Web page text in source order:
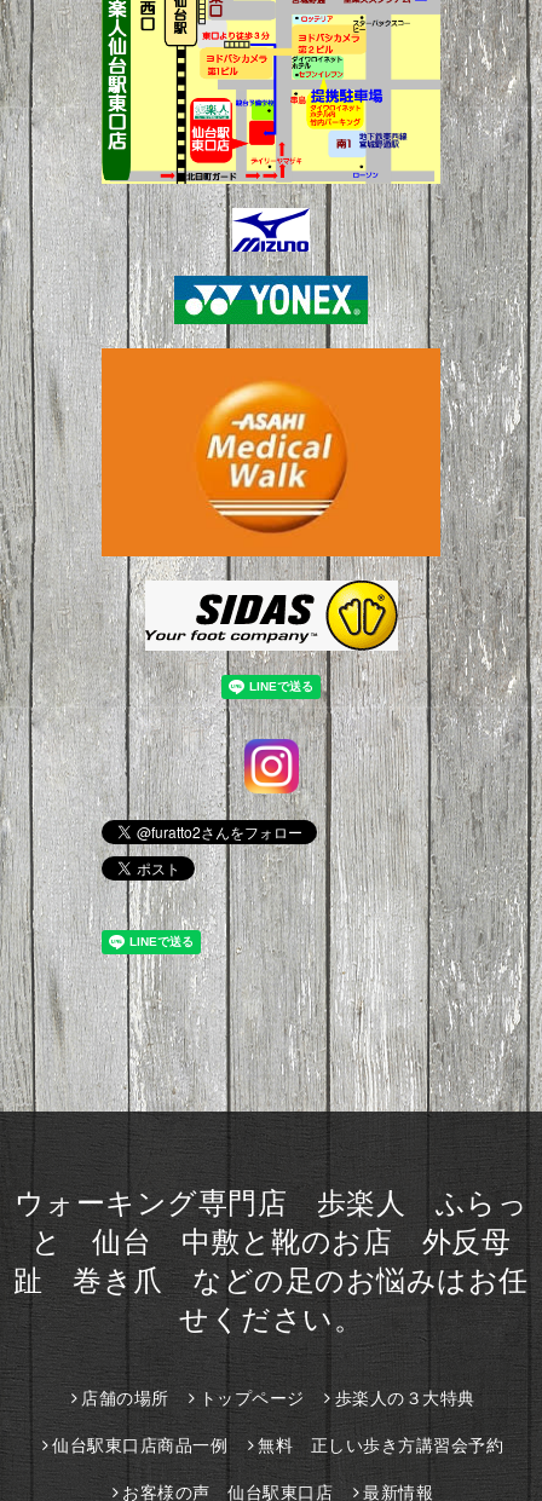
ウォーキング専門店 歩楽人 ふらっ
と 仙台 中敷と靴のお店 外反母
趾 巻き爪 などの足のお悩みはお任
せください。
店舗の場所 トップページ 歩楽人の３大特典
仙台駅東口店商品一例 無料 正しい歩き方講習会予約
お客様の声 仙台駅東口店 最新情報